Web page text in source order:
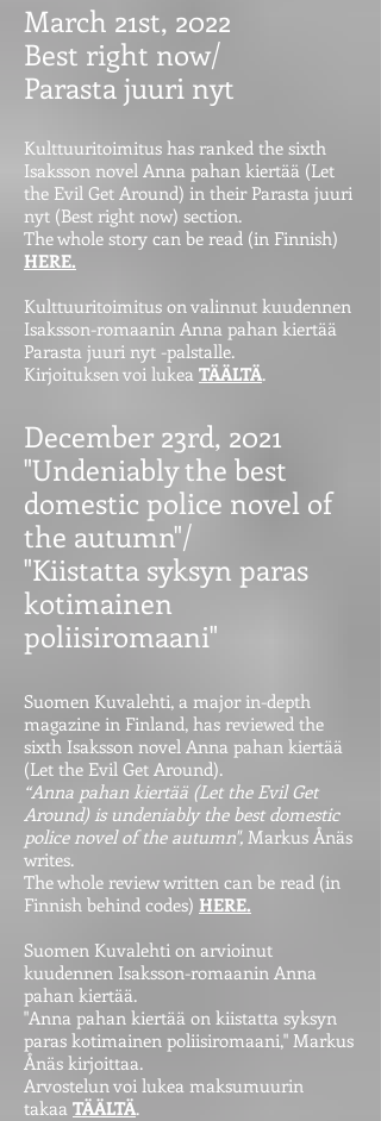
March 21st, 2022
Best right now/
Parasta juuri nyt
Kulttuuritoimitus has ranked the sixth
Isaksson novel Anna pahan kiertää (Let
the Evil Get Around) in their Parasta juuri
nyt (Best right now) section.
The whole story can be read (in Finnish)
HERE.
Kulttuuritoimitus on valinnut kuudennen
Isaksson-romaanin Anna pahan kiertää
Parasta juuri nyt -palstalle.
Kirjoituksen voi lukea TÄÄLTÄ.
December 23rd, 2021
"Undeniably the best
domestic police novel of
the autumn"/
"Kiistatta syksyn paras
kotimainen
poliisiromaani"
Suomen Kuvalehti, a major in-depth
magazine in Finland, has reviewed the
sixth Isaksson novel Anna pahan kiertää
(Let the Evil Get Around).
“Anna pahan kiertää (Let the Evil Get
Around) is undeniably the best domestic
police novel of the autumn", Markus Ånäs
writes.
The whole review written can be read (in
Finnish behind codes) HERE.
Suomen Kuvalehti on arvioinut
kuudennen Isaksson-romaanin Anna
pahan kiertää.
"Anna pahan kiertää on kiistatta syksyn
paras kotimainen poliisiromaani," Markus
Ånäs kirjoittaa.
Arvostelun voi lukea maksumuurin
takaa TÄÄLTÄ.